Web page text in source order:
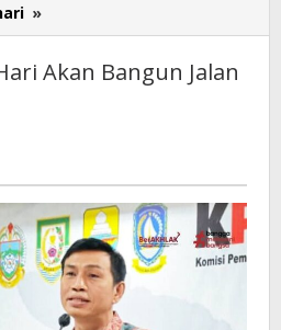
»
Batang
Hari
Akan
Akan Bangun Jalan